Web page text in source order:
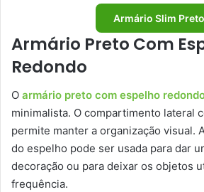
Armário Slim Preto
Armário Preto Com
Redondo
O armário preto com espelho
minimalista. O compartimento lateral
permite manter a organização visual.
do espelho pode ser usada para dar
decoração ou para deixar os objetos
frequência.